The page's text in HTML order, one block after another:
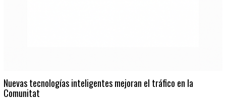
Nuevas tecnologías inteligentes mejoran el tráfico en la
Comunitat